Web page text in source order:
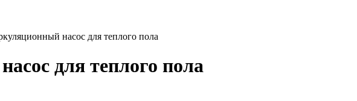
насос для теплого пола
для теплого пола